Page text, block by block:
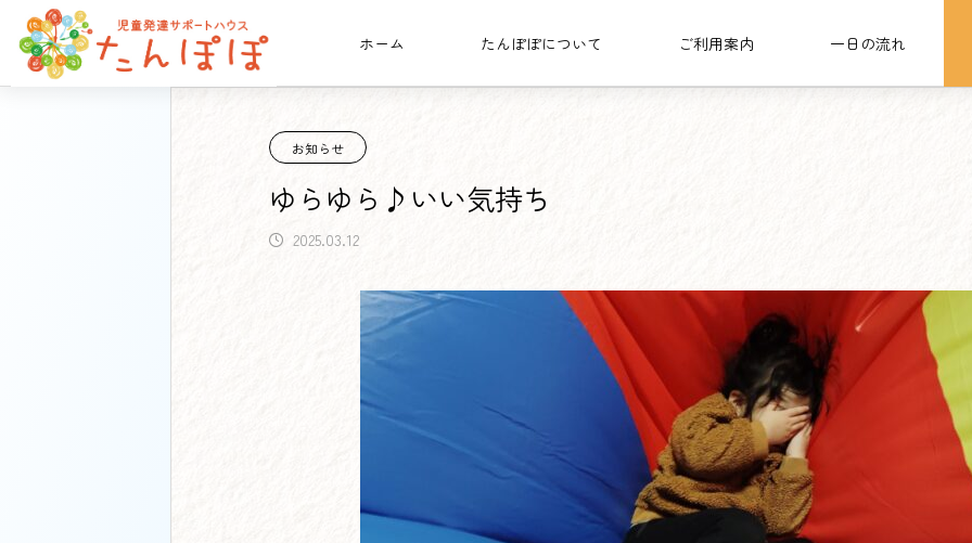
ホーム たんぽぽについて ご利用案内 一日の流れ
たんぽぽ日記 お知らせ ゆらゆら♪いい気持ち
お知らせ
ゆらゆら♪いい気持ち
2025.03.12